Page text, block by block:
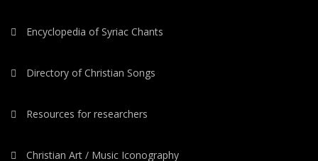
Encyclopedia of Syriac Chants
Directory of Christian Songs
Resources for researchers
Christian Art / Music Iconography